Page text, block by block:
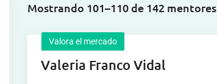
Mostrando 101–110 de 142 mentores
Valora el mercado
Valeria Franco Vidal